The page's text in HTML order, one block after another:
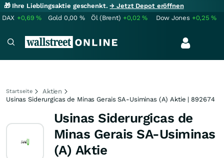
🎁 Ihre Lieblingsaktie geschenkt.→ Jetzt Depot eröffnen
DAX +0,69% Gold 0,00 % Öl (Brent) +0,02% Dow Jones +0,25%
Startseite
Aktien
Usinas Siderurgicas de Minas Gerais SA-Usiminas (A) Aktie | 892674
Usinas Siderurgicas de
Minas Gerais SA-Usiminas
(A) Aktie